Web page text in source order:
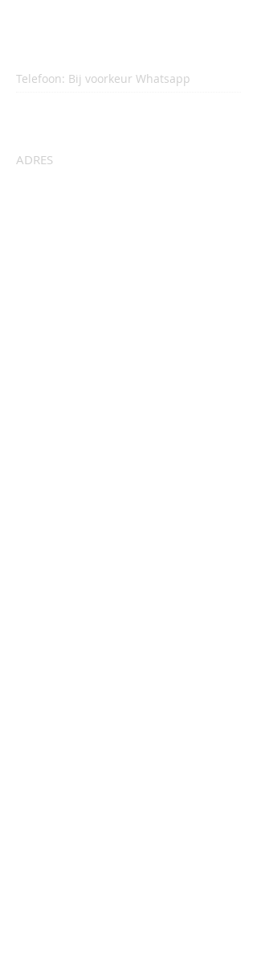
Telefoon: Bij voorkeur Whatsapp
ADRES